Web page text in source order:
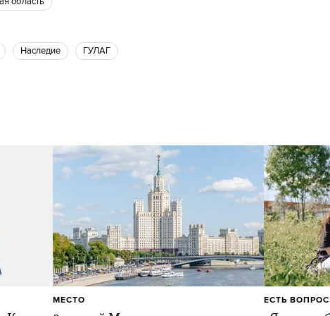
наследие ГУЛАГ
МЕСТО ЕСТЬ ВОПРОС